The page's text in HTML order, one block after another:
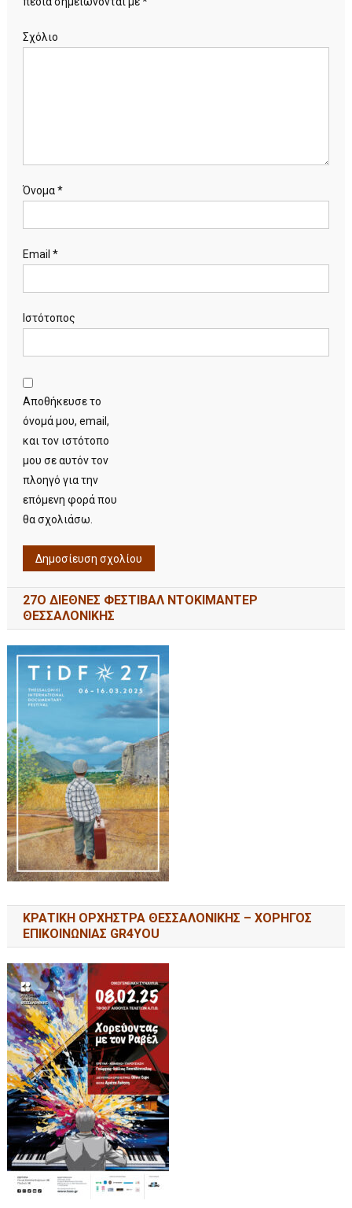
Σχόλιο
Όνομα*
Email *
Ιστότοπος
Αποθήκευσε το
όνομά μου, email,
και τον ιστότοπο
μου σε αυτόν τον
πλοηγό για την
επόμενη φορά που
θα σχολιάσω.
27Ο ΔΙΕΘΝΕΣ ΦΕΣΤΙΒΑΛ ΝΤΟΚΙΜΑΝΤΕΡ
ΘΕΣΣΑΛΟΝΙΚΗΣ
ΚΡΑΤΙΚΗ ΟΡΧΗΣΤΡΑ ΘΕΣΣΑΛΟΝΙΚΗΣ – ΧΟΡΗΓΟΣ
ΕΠΙΚΟΙΝΩΝΙΑΣ GR4YOU